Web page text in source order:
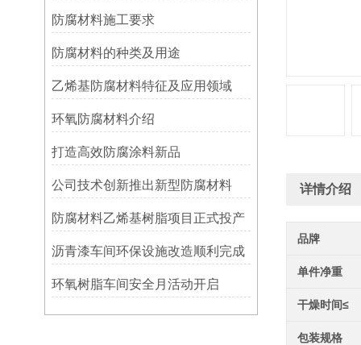
防腐材料施工要求
防腐材料的种类及用途
乙烯基防腐材料特征及应用领域
环氧防腐材料介绍
打造高效防腐涂料新品
公司技术创新推出新型防腐材料
防腐材料乙烯基树脂项目正式投产
沥青漆车间环保设施改造顺利完成
环氧树脂车间安全月活动开启
详情介绍
品牌
单件净重
干燥时间≤
包装规格